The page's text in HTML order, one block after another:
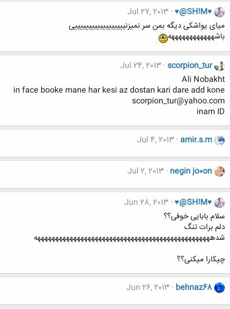
♥@SH!M♥
Jul 27, 2013
میای یواشکی دیگه بمن سر نمیزنییییییییییییییییییی
باشههههههههههههه
scorpion_tur
Jul 24, 2013
Ali Nobakht
in face booke mane har kesi az dostan kari dare add kone
scorpion_tur@yahoo.com
inam ID
amir.s.m
Jul 4, 2013
negin jo0on
Jul 2, 2013
♥@SH!M♥
Jun 28, 2013
سلام بابایی خوفی؟؟
دلم برات تنگ
شدهههههههههههههههههههههههههههههههههههههههههههههههههه
چیکارا میکنی؟؟
behnaz68
Jun 26, 2013